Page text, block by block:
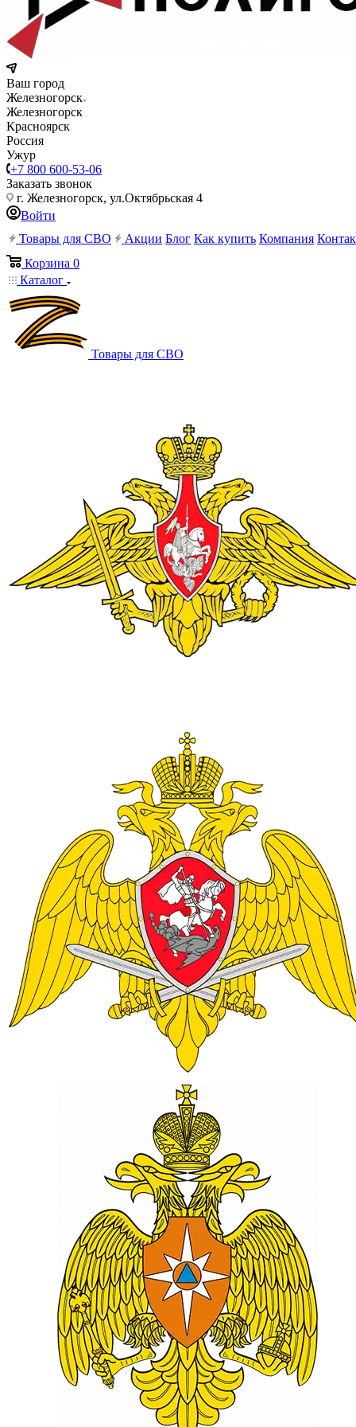
Ваш город
Железногорск
Железногорск
Красноярск
Россия
Ужур
+7 800 600-53-06
Заказать звонок
г. Железногорск, ул.Октябрьская 4
Войти
Товары для СВО
Акции Блог Как купить Компания
Корзина 0
Каталог
Товары для СВО